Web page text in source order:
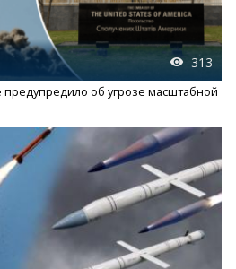
313
об угрозе масштабной